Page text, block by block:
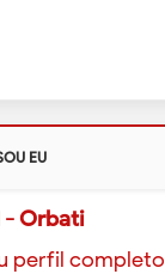
EU
- Orbati
perfil completo